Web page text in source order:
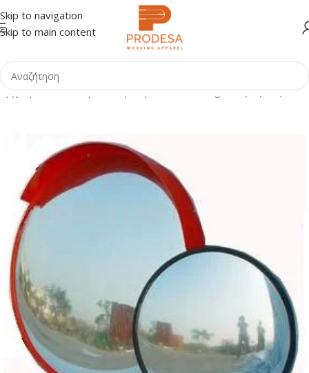
Skip to navigation
Skip to main content
Αρχική σελίδα Shop Οδική Ασφάλεια - Parking Καθρέφτες